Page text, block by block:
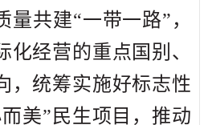
量共建“一带一路”，
化经营的重点国别、
，统筹实施好标志性
美”民生项目，推动